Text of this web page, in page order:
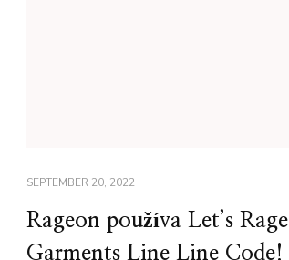
SEPTEMBER 20, 2022
Rageon používa Let’s Rage
Garments Line Line Code!